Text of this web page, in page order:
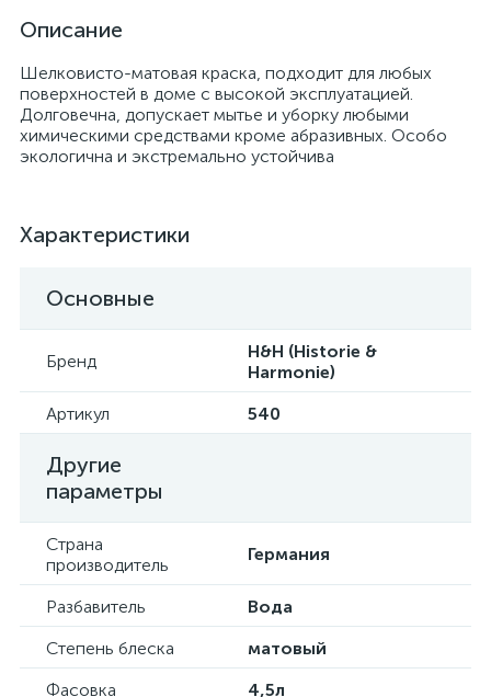
Описание
Шелковисто-матовая краска, подходит для любых
поверхностей в доме с высокой эксплуатацией.
Долговечна, допускает мытье и уборку любыми
химическими средствами кроме абразивных. Особо
экологична и экстремально устойчива
Характеристики
Основные
Бренд
H&H (Historie &
Harmonie)
Артикул
540
Другие
параметры
Страна
производитель
Германия
Разбавитель
Вода
Степень блеска
матовый
Фасовка
4,5л